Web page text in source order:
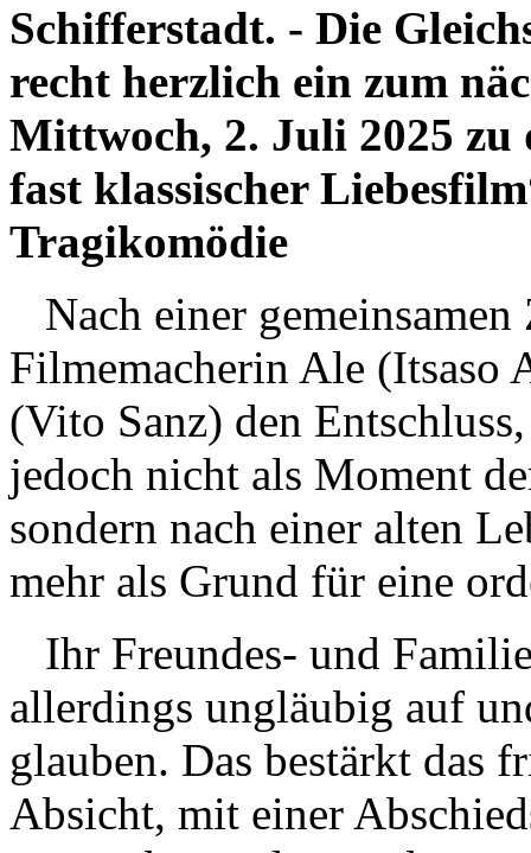
Schifferstadt. - Die
recht herzlich ein zum
Mittwoch, 2. Juli 2025
fast klassischer
Tragikomödie
Nach einer
Filmemacherin Ale (Itsaso
(Vito Sanz) den
jedoch nicht als Moment
sondern nach einer alten
mehr als Grund für eine
Ihr Freundes- und
allerdings ungläubig auf
glauben. Das bestärkt das
Absicht, mit einer